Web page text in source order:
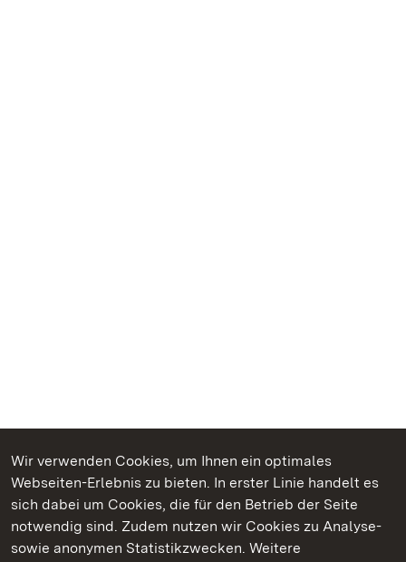
Wir verwenden Cookies, um Ihnen ein optimales
Webseiten-Erlebnis zu bieten. In erster Linie handelt es
sich dabei um Cookies, die für den Betrieb der Seite
notwendig sind. Zudem nutzen wir Cookies zu Analyse-
sowie anonymen Statistikzwecken. Weitere
Kommen. Staunen. Genießen.